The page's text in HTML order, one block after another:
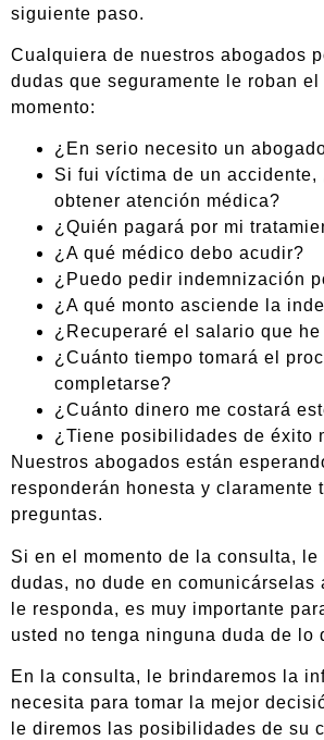
siguiente paso.
Cualquiera de nuestros abogados
dudas que seguramente le roban
momento:
¿En serio necesito un
Si fui víctima de un accidente,
obtener atención médica?
¿Quién pagará por mi
¿A qué médico debo acudir?
¿Puedo pedir indemnización
¿A qué monto asciende la
¿Recuperaré el salario que
¿Cuánto tiempo tomará el
completarse?
¿Cuánto dinero me costará
¿Tiene posibilidades de éxito
Nuestros abogados están
responderán honesta y claramente
preguntas.
Si en el momento de la consulta, le
dudas, no dude en comunicárselas
le responda, es muy importante
usted no tenga ninguna duda de lo
En la consulta, le brindaremos la
necesita para tomar la mejor
le diremos las posibilidades de su